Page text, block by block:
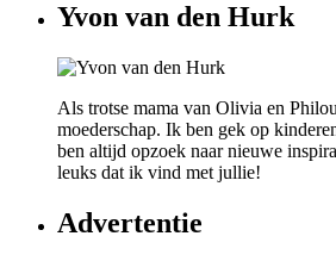
Yvon van den Hurk
Als trotse mama van Olivia en
moederschap. Ik ben gek op
ben altijd opzoek naar nieuwe
leuks dat ik vind met jullie!
Advertentie